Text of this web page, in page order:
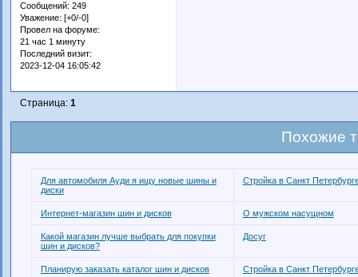
Сообщений: 249
Уважение: [+0/-0]
Провел на форуме:
21 час 1 минуту
Последний визит:
2023-12-04 16:05:42
Страница: 1
Похожие
Для автомобиля Ауди я ищу новые шины и
диски
Стройка в Санкт
Интернет-магазин шин и дисков О мужском насущном
Какой магазин лучше выбрать для покупки
шин и дисков?
Досуг
Планирую заказать каталог шин и дисков Стройка в Санкт